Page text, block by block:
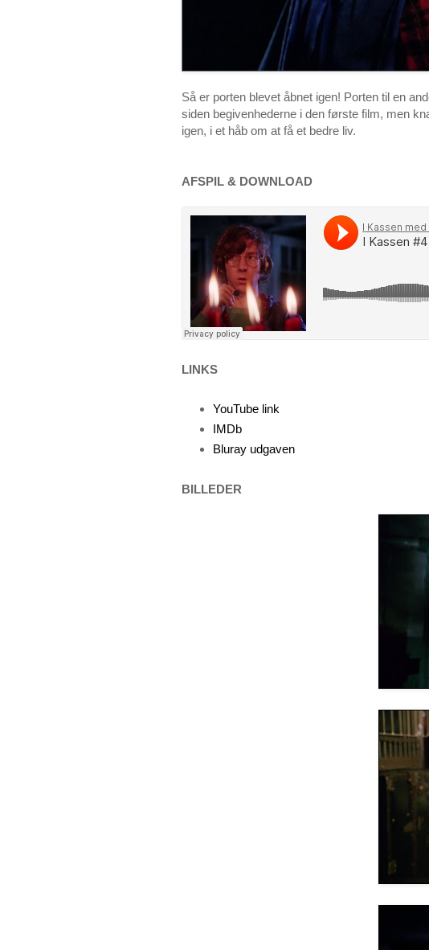
Så er porten blevet åbnet igen! Porten til en
siden begivenhederne i den første film, men
igen, i et håb om at få et bedre liv.
AFSPIL & DOWNLOAD
LINKS
YouTube link
IMDb
Bluray udgaven
BILLEDER